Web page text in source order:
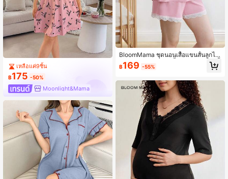
เหลือแค่9ชิ้น
฿175 -50%
Moonlight&Mama
BloomMama ชุดนอนเสื้อแขนสั้นลูกไม้
ตัดกันและกางเกงขาสั้นสำหรับคุณแม่ตั้
งครรภ์
฿169 -55%